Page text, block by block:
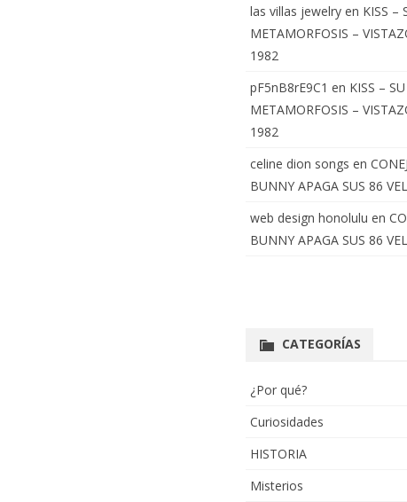
las villas jewelryen KISS –
METAMORFOSIS –
1982
pF5nB8rE9C1 en KISS – SU
METAMORFOSIS –
1982
celine dion songs en
BUNNY APAGA SUS 86
web design honolulu en
BUNNY APAGA SUS 86
CATEGORÍAS
¿Por qué?
Curiosidades
HISTORIA
Misterios